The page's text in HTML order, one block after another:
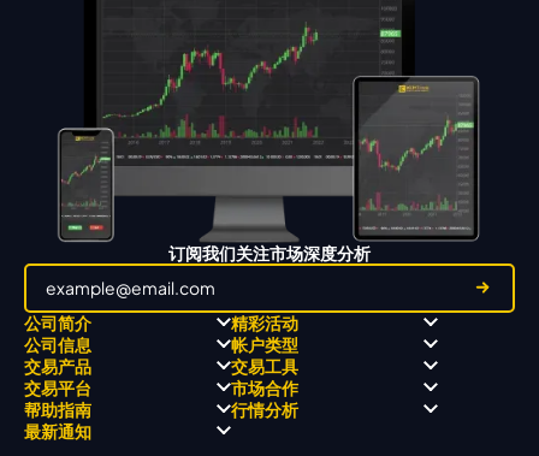
订阅我们关注市场深度分析
公司简介
关于
关于 KCM Group
三大优势
奖项和成就
精彩活动
职业高尔夫 x 飘移队
全球高尔夫锦标赛
公司信息
经营理念
公开信息与风险披露
公司新闻
视频库
帐户类型
ECN 账户
STP 账户
账户比较
交易产品
Forex
贵金属
能源
交易工具
交易平台
MetaTrader 4
MetaTrader 5
市场合作
帮助指南 行情分析
最新通知